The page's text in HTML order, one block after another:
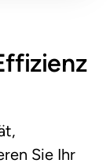
Sie Ihr